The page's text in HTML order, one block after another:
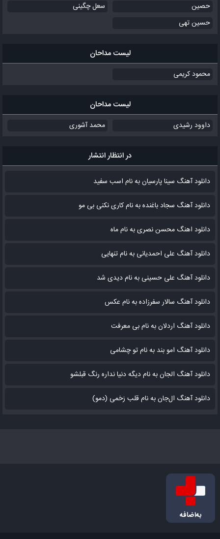
حصین
سعل چگینی
حسین تهی
لیست مداحان
محمود کریمی
لیست مداحان
داوود رشیدی محمد آشوری
در انتظار انتشار
دانلود آهنگ سینا پارسیان به نام اسب سفید
دانلود آهنگ سجاد باغنده به نام کاری نکنی بی مو
دانلود اهنگ محسن نصری به نام‌ ماه
دانلود آهنگ علی احمدیانی به نام تنهایی
دانلود آهنگ علی حسینی به نام دیدی شد
دانلود آهنگ سالار سفرزاده به نام عکس
دانلود آهنگ اردلان به نام بی معرفت
دانلود آهنگ امو بند به نام تو چشامی
دانلود آهنگ الجان به نام دیگه دنیا نداره رنگ قبلشو
دانلود آهنگ ال‌جان به نام قلب زخمی (دمو)
به‌اضافه